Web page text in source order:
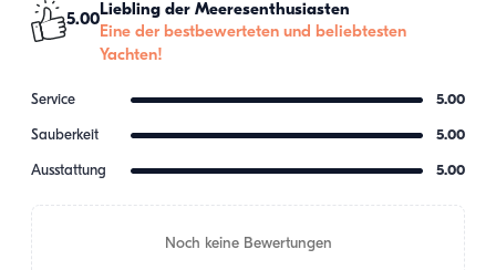
5.00
Liebling der Meeresenthusiasten
Eine der bestbewerteten und beliebtesten
Yachten!
Service 5.00
Sauberkeit 5.00
Ausstattung 5.00
Noch keine Bewertungen